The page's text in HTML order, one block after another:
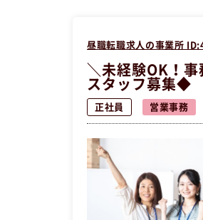
昼職転職求人の事業所
＼未経験OK！
スタッフ募集◆
正社員 営業事務